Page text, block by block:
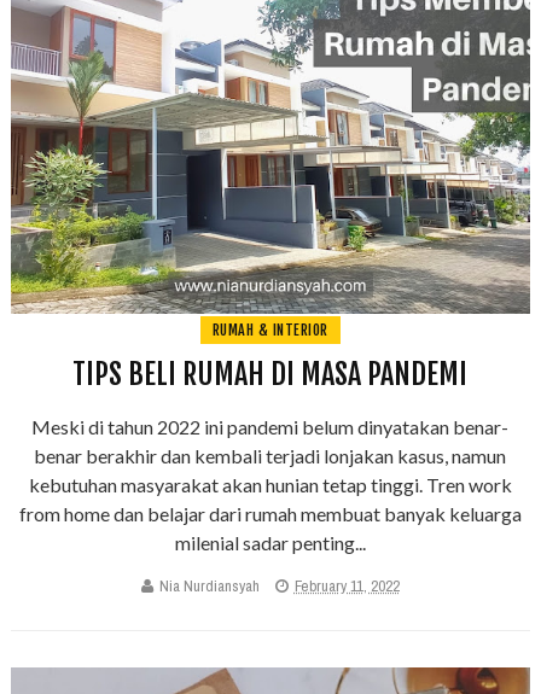
RUMAH & INTERIOR
TIPS BELI RUMAH DI MASA PANDEMI
Meski di tahun 2022 ini pandemi belum dinyatakan benar-
benar berakhir dan kembali terjadi lonjakan kasus, namun
kebutuhan masyarakat akan hunian tetap tinggi. Tren work
from home dan belajar dari rumah membuat banyak keluarga
milenial sadar penting...
Nia Nurdiansyah February 11, 2022